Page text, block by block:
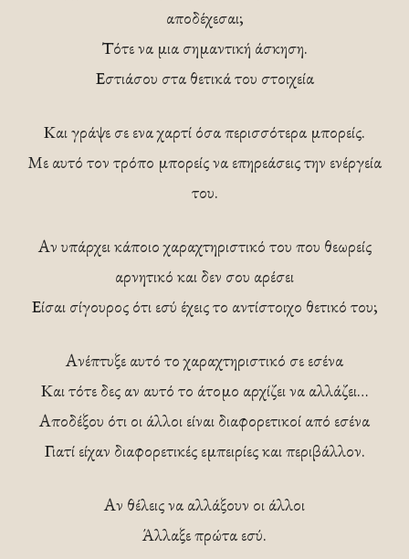
αποδέχεσαι;
Τότε να μια σημαντική άσκηση.
Εστιάσου στα θετικά του στοιχεία
Και γράψε σε ενα χαρτί όσα περισσότερα μπορείς.
Με αυτό τον τρόπο μπορείς να επηρεάσεις την ενέργεία
του.
Αν υπάρχει κάποιο χαραχτηριστικό του που θεωρείς
αρνητικό και δεν σου αρέσει
Είσαι σίγουρος ότι εσύ έχεις το αντίστοιχο θετικό του;
Ανέπτυξε αυτό το χαραχτηριστικό σε εσένα
Και τότε δες αν αυτό το άτομο αρχίζει να αλλάζει…
Αποδέξου ότι οι άλλοι είναι διαφορετικοί από εσένα
Γιατί είχαν διαφορετικές εμπειρίες και περιβάλλον.
Αν θέλεις να αλλάξουν οι άλλοι
Άλλαξε πρώτα εσύ.